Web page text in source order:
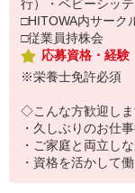
行）・ベビーシッ
□HITOWA内サーク
□従業員持株会
応募資格・経験
※栄養士免許必須
◇こんな方歓迎し
・久しぶりのお仕
・ご家庭と両立し
・資格を活かして